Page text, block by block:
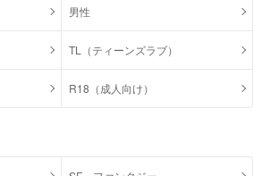
男性
TL（ティーンズラブ）
R18（成人向け）